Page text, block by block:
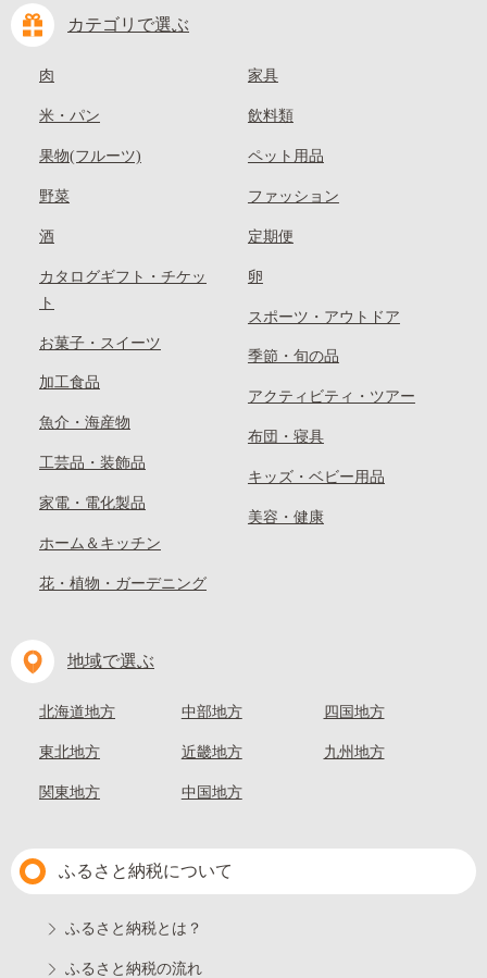
カテゴリで選ぶ
肉
米・パン
果物(フルーツ)
野菜
酒
カタログギフト・チケッ
ト
お菓子・スイーツ
加工食品
魚介・海産物
工芸品・装飾品
家電・電化製品
ホーム＆キッチン
花・植物・ガーデニング
家具
飲料類
ペット用品
ファッション
定期便
卵
スポーツ・アウトドア
季節・旬の品
アクティビティ・ツアー
布団・寝具
キッズ・ベビー用品
美容・健康
地域で選ぶ
北海道地方
東北地方
関東地方
中部地方
近畿地方
中国地方
四国地方
九州地方
ふるさと納税について
ふるさと納税とは？
ふるさと納税の流れ